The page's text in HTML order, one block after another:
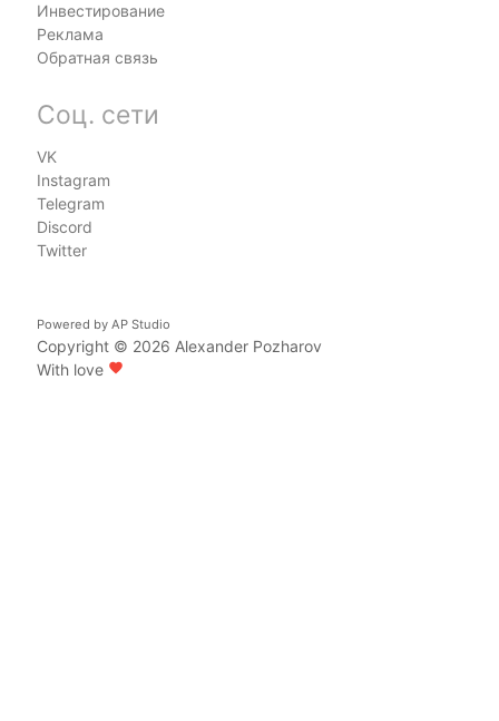
Инвестирование
Реклама
Обратная связь
Соц. сети
VK
Instagram
Telegram
Discord
Twitter
Powered by AP Studio
Copyright © 2026 Alexander Pozharov
With love favorite